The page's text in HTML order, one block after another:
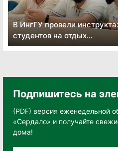
В ИнгГУ провели
студентов на отдых...
Подпишитесь на
(PDF) версия еженедельной
«Сердало» и получайте
дома!